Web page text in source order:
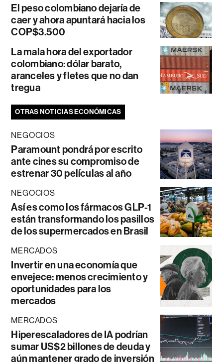
El peso colombiano dejaría de
caer y ahora apuntará hacia los
COP$3.500
La mala hora del exportador
colombiano: dólar barato,
aranceles y fletes que no dan
tregua
OTRAS NOTICIAS ECONÓMICAS
NEGOCIOS
Paramount pondrá por escrito
ante cines su compromiso de
estrenar 30 películas al año
NEGOCIOS
Así es como los fármacos GLP-1
están transformando los pasillos
de los supermercados en Brasil
MERCADOS
Invertir en una economía que
envejece: menos crecimiento y
oportunidades para los
mercados
MERCADOS
Hiperescaladores de IA podrían
sumar US$2 billones de deuda y
aún mantener grado de inversión